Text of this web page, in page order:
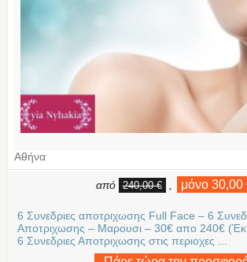
Αθήνα
από 240,00 € μόνο 30,00
6 Συνεδριες αποτριχωσης Full Face – 6
Αποτριχωσης – Μαρουσι – 30€ απο 240€
6 Συνεδριες Αποτριχωσης στις περιοχες ...